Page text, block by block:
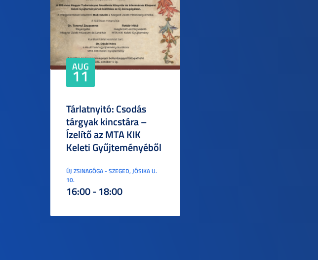
AUG
11
Tárlatnyitó: Csodás
tárgyak kincstára –
Ízelítő az MTA KIK
Keleti Gyűjteményéből
ÚJ ZSINAGÓGA - SZEGED, JÓSIKA U.
10.
16:00 - 18:00